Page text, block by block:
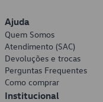
Ajuda
Quem Somos
Atendimento (SAC)
Devoluções e trocas
Perguntas Frequentes
Como comprar
Institucional